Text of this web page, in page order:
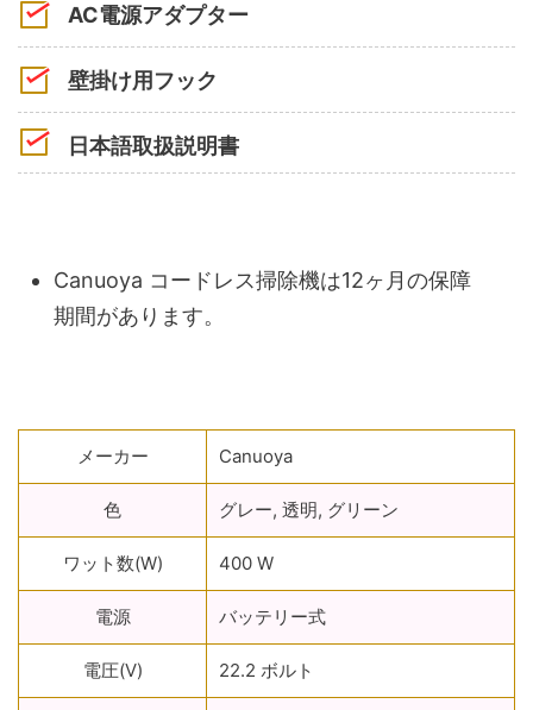
AC電源アダプター
壁掛け用フック
日本語取扱説明書
Canuoya コードレス掃除機は12ヶ月の保障
期間があります。
メーカー ‎Canuoya
色 ‎グレー, 透明, グリーン
ワット数(W) ‎400 W
電源 ‎バッテリー式
電圧(V) ‎22.2 ボルト